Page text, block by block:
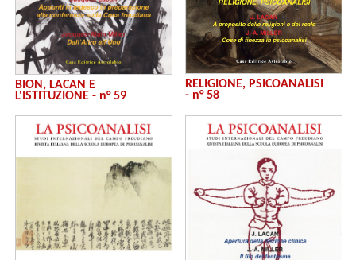
BION, LACAN E
L'ISTITUZIONE - n° 59
RELIGIONE, PSICOANALISI
- n° 58